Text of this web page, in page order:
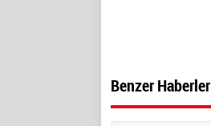
Benzer Haberler